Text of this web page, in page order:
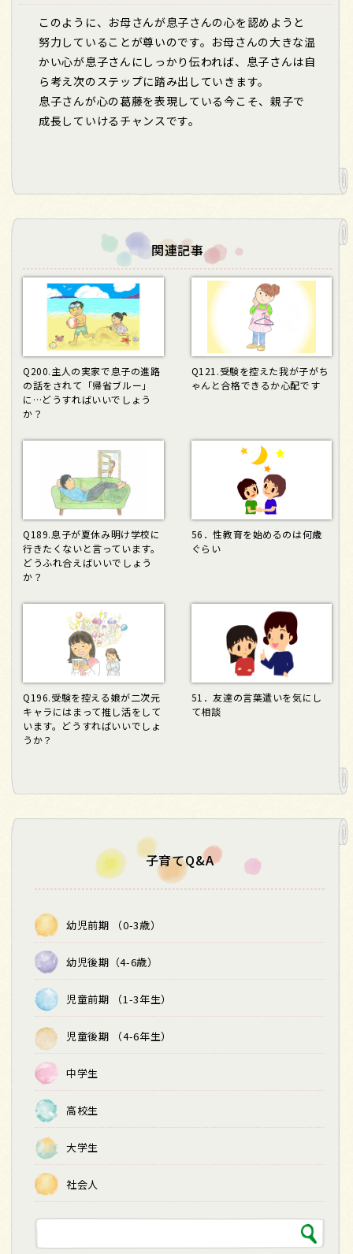
このように、お母さんが息子さんの心を認めようと
努力していることが尊いのです。お母さんの大きな温
かい心が息子さんにしっかり伝われば、息子さんは自
ら考え次のステップに踏み出していきます。
息子さんが心の葛藤を表現している今こそ、親子で
成長していけるチャンスです。
関連記事
Q200.主人の実家で息子の進路
の話をされて「帰省ブルー」
に…どうすればいいでしょう
か？
Q121.受験を控えた我が子がち
ゃんと合格できるか心配です
Q189.息子が夏休み明け学校に
行きたくないと言っています。
どうふれ合えばいいでしょう
か？
56．性教育を始めるのは何歳
ぐらい
Q196.受験を控える娘が二次元
キャラにはまって推し活をして
います。どうすればいいでしょ
うか？
51．友達の言葉遣いを気にし
て相談
子育てQ&A
幼児前期 （0-3歳）
幼児後期（4-6歳）
児童前期 （1-3年生）
児童後期 （4-6年生）
中学生
高校生
大学生
社会人